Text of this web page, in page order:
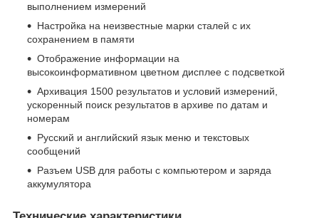
выполнением измерений
Настройка на неизвестные марки сталей с их
сохранением в памяти
Отображение информации на
высокоинформативном цветном дисплее с подсветкой
Архивация 1500 результатов и условий измерений,
ускоренный поиск результатов в архиве по датам и
номерам
Русский и английский язык меню и текстовых
сообщений
Разъем USB для работы с компьютером и заряда
аккумулятора